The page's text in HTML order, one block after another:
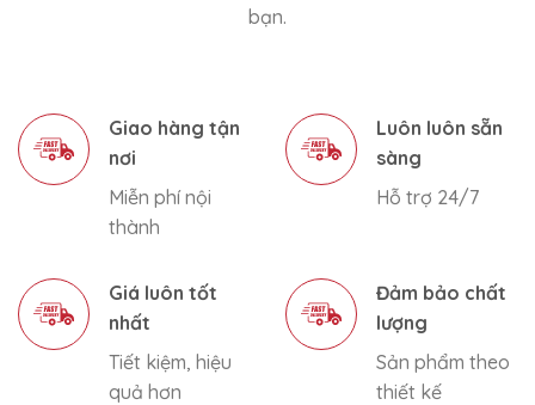
bạn.
Giao hàng tận
nơi
Miễn phí nội
thành
Luôn luôn sẵn
sàng
Hỗ trợ 24/7
Giá luôn tốt
nhất
Tiết kiệm, hiệu
quả hơn
Đảm bảo chất
lượng
Sản phẩm theo
thiết kế